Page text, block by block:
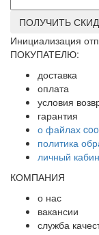
ПОЛУЧИТЬ
Инициализация
ПОКУПАТЕЛЮ:
доставка
оплата
условия
гарантия
о файлах
политика
личный
КОМПАНИЯ
о нас
вакансии
служба